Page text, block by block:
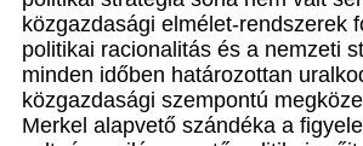
közgazdasági elmélet-rendszerek
politikai racionalitás és a nemzeti
minden időben határozottan
közgazdasági szempontú
Merkel alapvető szándéka a